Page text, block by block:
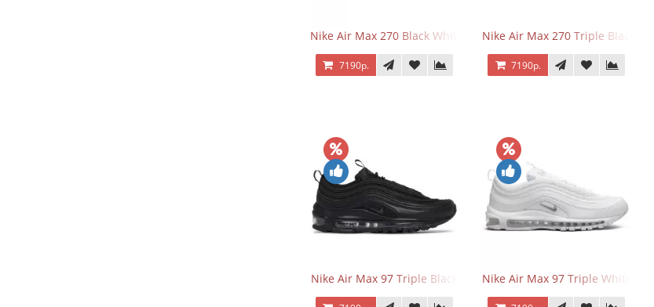
Nike Air Max 270 Black White
7190р.
Nike Air Max 270 Triple Black
7190р.
Nike Air Max 97 Triple Black Nike Air Max 97 Triple White